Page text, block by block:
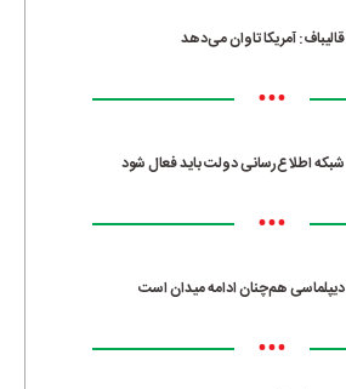
قالیباف: آمریکا تاوان می‌دهد
•••
شبکه اطلاع‌رسانی دولت باید فعال شود
•••
دیپلماسی هم‌چنان ادامه میدان است
•••